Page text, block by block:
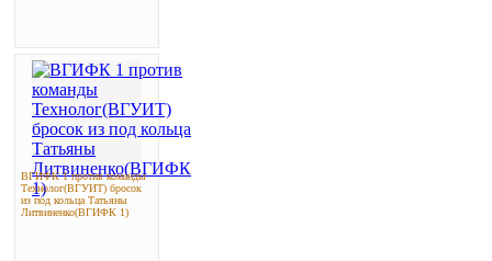
ВГИФК 1 против команды
Технолог(ВГУИТ) бросок
из под кольца Татьяны
Литвиненко(ВГИФК 1)